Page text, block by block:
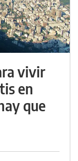
vivir
en
que